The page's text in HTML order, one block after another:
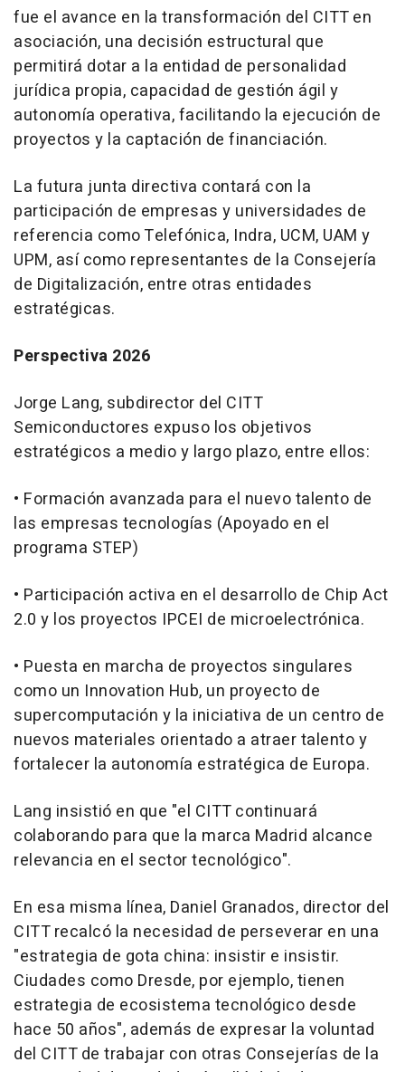
fue el avance en la transformación del CITT en
asociación, una decisión estructural que
permitirá dotar a la entidad de personalidad
jurídica propia, capacidad de gestión ágil y
autonomía operativa, facilitando la ejecución de
proyectos y la captación de financiación.
La futura junta directiva contará con la
participación de empresas y universidades de
referencia como Telefónica, Indra, UCM, UAM y
UPM, así como representantes de la Consejería
de Digitalización, entre otras entidades
estratégicas.
Perspectiva 2026
Jorge Lang, subdirector del CITT
Semiconductores expuso los objetivos
estratégicos a medio y largo plazo, entre ellos:
• Formación avanzada para el nuevo talento de
las empresas tecnologías (Apoyado en el
programa STEP)
• Participación activa en el desarrollo de Chip Act
2.0 y los proyectos IPCEI de microelectrónica.
• Puesta en marcha de proyectos singulares
como un Innovation Hub, un proyecto de
supercomputación y la iniciativa de un centro de
nuevos materiales orientado a atraer talento y
fortalecer la autonomía estratégica de Europa.
Lang insistió en que "el CITT continuará
colaborando para que la marca Madrid alcance
relevancia en el sector tecnológico".
En esa misma línea, Daniel Granados, director del
CITT recalcó la necesidad de perseverar en una
"estrategia de gota china: insistir e insistir.
Ciudades como Dresde, por ejemplo, tienen
estrategia de ecosistema tecnológico desde
hace 50 años", además de expresar la voluntad
del CITT de trabajar con otras Consejerías de la